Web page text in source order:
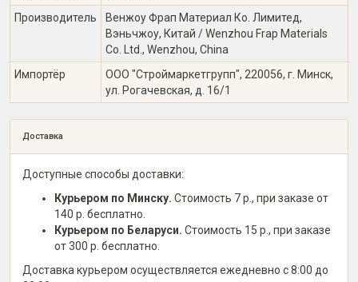
Производитель
Венжоу Фрап Материал Ко. Лимитед,
Вэньчжоу, Китай / Wenzhou Frap Materials
Co. Ltd., Wenzhou, China
Импортёр
ООО "Строймаркетгрупп", 220056, г. Минск,
ул. Рогачевская, д. 16/1
Доставка
Доступные способы доставки:
Курьером по Минску. Стоимость 7 р., при заказе от
140 р. бесплатно.
Курьером по Беларуси. Стоимость 15 р., при заказе
от 300 р. бесплатно.
Доставка курьером осуществляется ежедневно с 8:00 до